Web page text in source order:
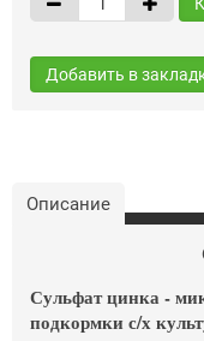
Добавить в
Описание
Сульфат цинка -
подкормки с/х